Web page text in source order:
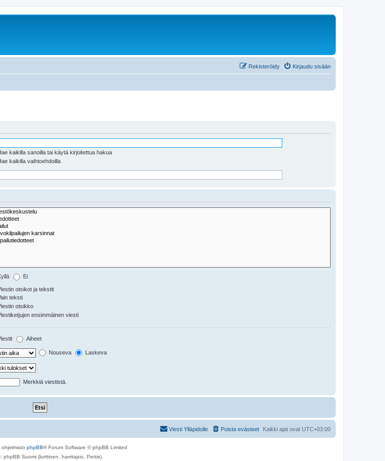
Kirjaudu sisään
Rekisteröidy
kaikilla sanoilla tai käytä kirjoitettua hakua
kaikilla vaihtoehdoilla
Ei
otsikot ja tekstit
teksti
otsikko
ensimmäinen viesti
Aiheet
Nouseva Laskeva
Merkkiä viestistä.
Kaikki ajat ovat UTC+03:00
Poista evästeet
Viesti Ylläpidolle
phpBB® Forum Software © phpBB Limited
phpBB Suomi (lurttinen, harritapio, Pettis)